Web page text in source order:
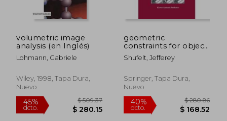
volumetric image
analysis (en Inglés)
Lohmann, Gabriele
Wiley, 1998, Tapa Dura,
Nuevo
geometric
constraints for object
detection and
delineation (en
Shufelt, Jefferey
Springer, Tapa Dura,
Nuevo